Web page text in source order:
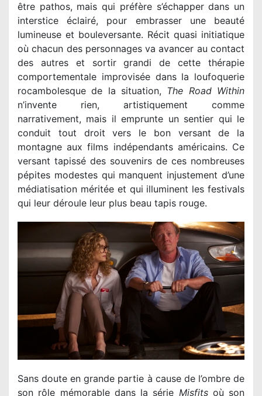
être pathos, mais qui préfère s’échapper dans un
interstice éclairé, pour embrasser une beauté
lumineuse et bouleversante. Récit quasi initiatique
où chacun des personnages va avancer au contact
des autres et sortir grandi de cette thérapie
comportementale improvisée dans la loufoquerie
rocambolesque de la situation, The Road Within
n’invente rien, artistiquement comme
narrativement, mais il emprunte un sentier qui le
conduit tout droit vers le bon versant de la
montagne aux films indépendants américains. Ce
versant tapissé des souvenirs de ces nombreuses
pépites modestes qui manquent injustement d’une
médiatisation méritée et qui illuminent les festivals
qui leur déroule leur plus beau tapis rouge.
Sans doute en grande partie à cause de l’ombre de
son rôle mémorable dans la série Misfitsoù son